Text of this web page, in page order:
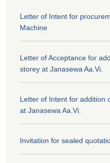
Letter of Intent for
Machine
Letter of Acceptance for
storey at Janasewa Aa.Vi.
Letter of Intent for addition
at Janasewa Aa.Vi.
Invitation for sealed